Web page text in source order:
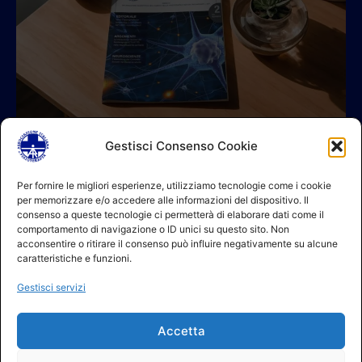
Gestisci Consenso Cookie
Per fornire le migliori esperienze, utilizziamo tecnologie come i cookie
per memorizzare e/o accedere alle informazioni del dispositivo. Il
consenso a queste tecnologie ci permetterà di elaborare dati come il
comportamento di navigazione o ID unici su questo sito. Non
acconsentire o ritirare il consenso può influire negativamente su alcune
caratteristiche e funzioni.
Gestisci servizi
Accetta
Contatti
GDPR Informativa (sito)
GDPR Informativa (soci)
GDPR Informativa (moduli)
Regolamento partecipazione corsi
NEWSLETTER AIFI